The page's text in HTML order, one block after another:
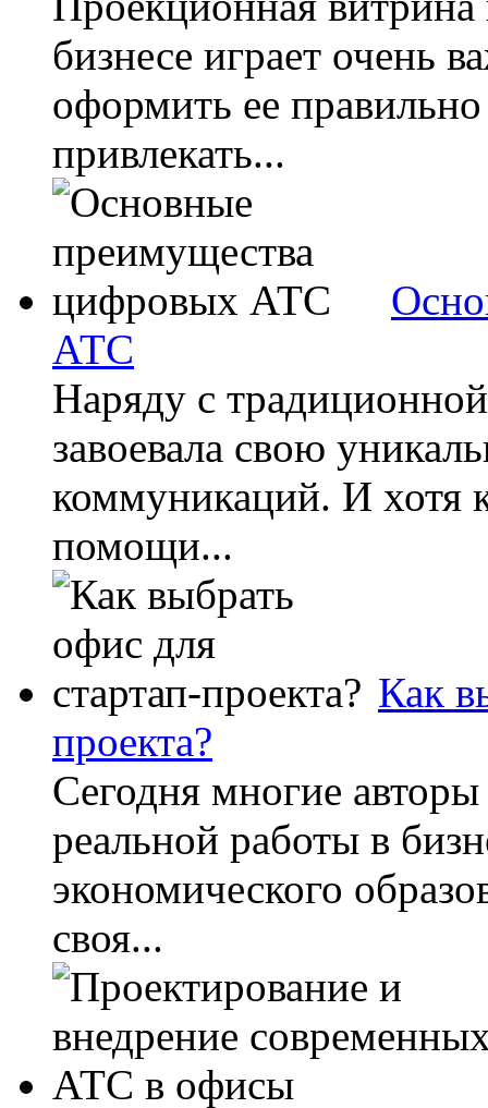
бизнесе играет очень
оформить ее
привлекать...
АТС
Наряду с
завоевала свою
коммуникаций. И хотя
помощи...
Как
проекта?
Сегодня многие
реальной работы в
экономического
своя...